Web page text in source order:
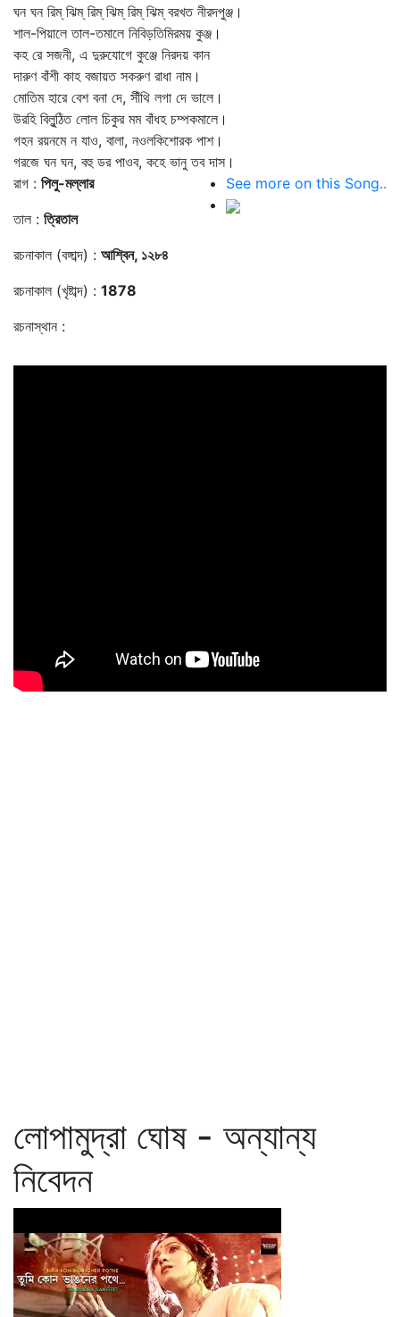
ঘন ঘন রিম্‌ ঝিম্‌ রিম্‌ ঝিম্‌ রিম্‌ ঝিম্‌ বরখত নীরদপুঞ্জ।
শাল-পিয়ালে তাল-তমালে নিবিড়তিমিরময় কুঞ্জ।
কহ রে সজনী, এ দুরুযোগে কুঞ্জে নিরদয় কান
দারুণ বাঁশী কাহ বজায়ত সকরুণ রাধা নাম।
মোতিম হারে বেশ বনা দে, সীঁথি লগা দে ভালে।
উরহি বিলুন্ঠিত লোল চিকুর মম বাঁধহ চম্পকমালে।
গহন রয়নমে ন যাও, বালা, নওলকিশোরক পাশ।
গরজে ঘন ঘন, বহু ডর পাওব, কহে ভানু তব দাস।
রাগ : পিলু-মল্লার
তাল : ত্রিতাল
রচনাকাল (বঙ্গাব্দ) : আশ্বিন, ১২৮৪
রচনাকাল (খৃষ্টাব্দ) : 1878
রচনাস্থান :
See more on this Song..
লোপামুদ্রা ঘোষ - অন্যান্য
নিবেদন